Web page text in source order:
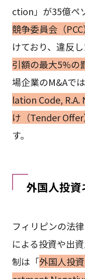
ction」が35億ペ
競争委員会（PCC
けており、違反
引額の最大5%の
場企業のM&Aでは
lation Code, R.A.
け（Tender Offer
す。
外国人投資
フィリピンの法
による投資や出
制は「外国人投